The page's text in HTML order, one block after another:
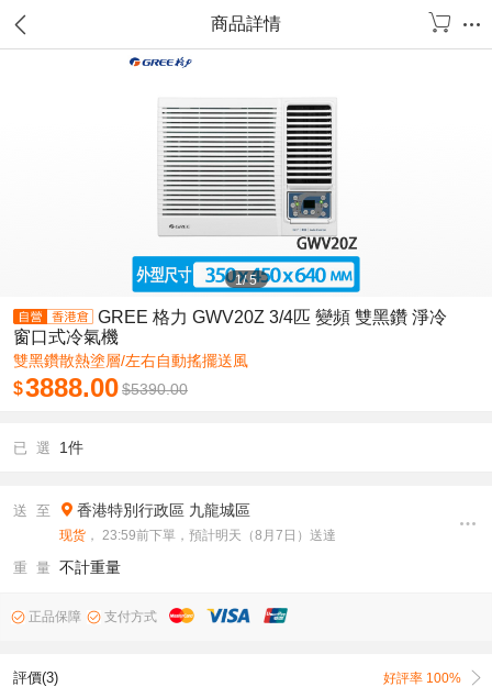
商品詳情
1/5
GREE 格力 GWV20Z 3/4匹 變頻 雙黑鑽 淨冷
窗口式冷氣機
雙黑鑽散熱塗層/左右自動搖擺送風
$3888.00$5390.00
已 選 1件
送 至 香港特別行政區 九龍城區
现货 ， 23:59前下單，預計明天（8月7日）送達
重 量 不計重量
正品保障 支付方式
評價(3) 好評率 100%